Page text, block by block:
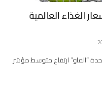
الغذاء العالمية
“الفاو” ارتفاع متوسط مؤشر